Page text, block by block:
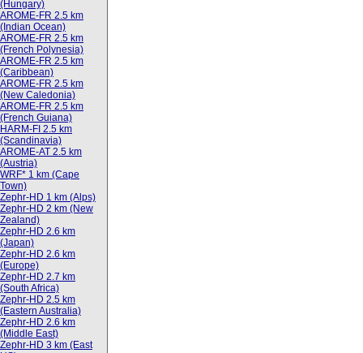
(Hungary)
AROME-FR 2.5 km
(Indian Ocean)
AROME-FR 2.5 km
(French Polynesia)
AROME-FR 2.5 km
(Caribbean)
AROME-FR 2.5 km
(New Caledonia)
AROME-FR 2.5 km
(French Guiana)
HARM-FI 2.5 km
(Scandinavia)
AROME-AT 2.5 km
(Austria)
WRF* 1 km (Cape
Town)
Zephr-HD 1 km (Alps)
Zephr-HD 2 km (New
Zealand)
Zephr-HD 2.6 km
(Japan)
Zephr-HD 2.6 km
(Europe)
Zephr-HD 2.7 km
(South Africa)
Zephr-HD 2.5 km
(Eastern Australia)
Zephr-HD 2.6 km
(Middle East)
Zephr-HD 3 km (East